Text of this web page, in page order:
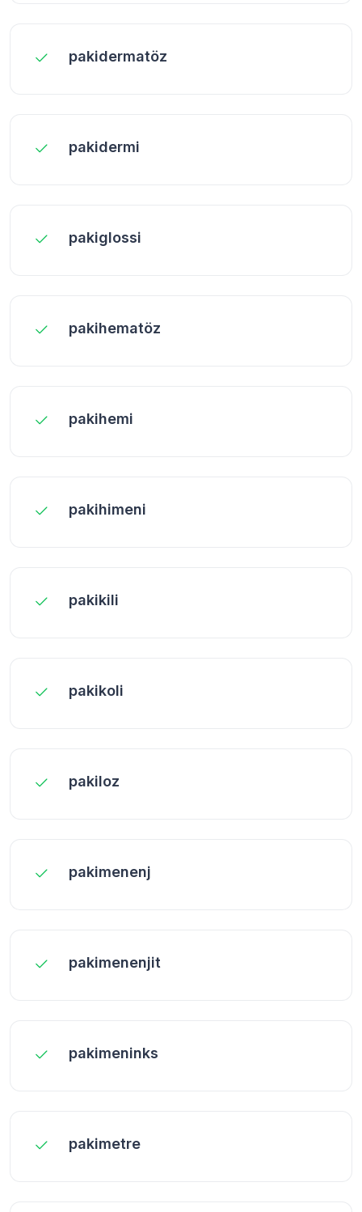
pakidermatöz
pakidermi
pakiglossi
pakihematöz
pakihemi
pakihimeni
pakikili
pakikoli
pakiloz
pakimenenj
pakimenenjit
pakimeninks
pakimetre